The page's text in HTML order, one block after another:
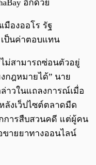
อีกด้วย
มืองออโร รัฐ
เป็นค่าตอบแทน
ม่สามารถซ่อนตัวอยู่
กฎหมายได้” นาย
ล่าวในแถลงการณ์เมื่อ
ลังเว็ปไซต์ตลาดมืด
การสืบสวนคดี แต่ผู้คน
ายยาทางออนไลน์